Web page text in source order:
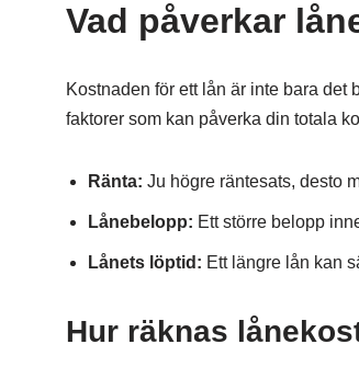
Vad påverkar
Kostnaden för ett lån är inte bara det
faktorer som kan påverka din totala
Ränta: Ju högre räntesats, desto
Lånebelopp: Ett större belopp
Lånets löptid: Ett längre lån kan
Hur räknas